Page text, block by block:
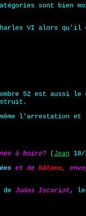
sont bien
VI alors qu'il
52 est aussi le
même l'arrestation
à boire? (Jean 18/
et de bâtons,
de Judas Iscariot,